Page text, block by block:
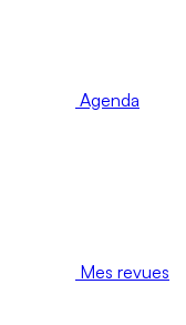
Agenda
Mes revues